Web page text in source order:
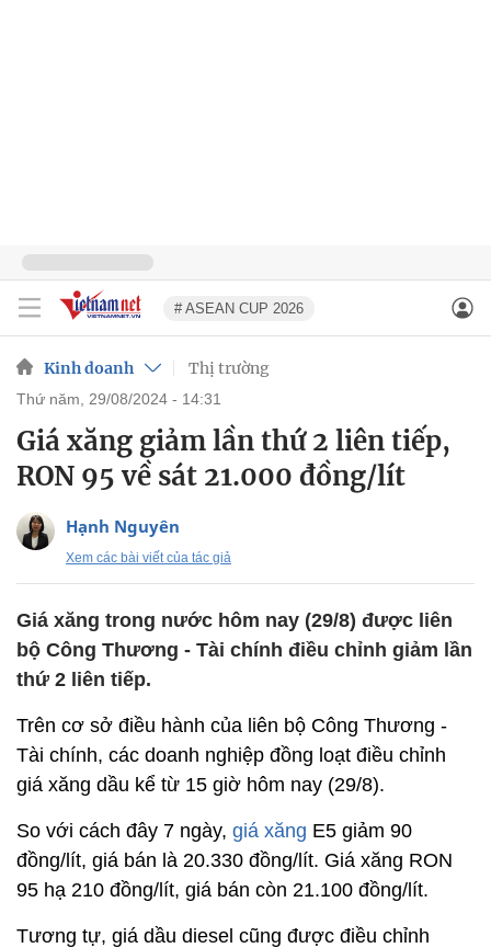
# ASEAN CUP 2026
Kinh doanh Thị trường
thứ năm, 29/08/2024 - 14:31
Giá xăng giảm lần thứ 2 liên tiếp,
RON 95 về sát 21.000 đồng/lít
Hạnh Nguyên
Xem các bài viết của tác giả
Giá xăng trong nước hôm nay (29/8) được liên
bộ Công Thương - Tài chính điều chỉnh giảm lần
thứ 2 liên tiếp.
Trên cơ sở điều hành của liên bộ Công Thương -
Tài chính, các doanh nghiệp đồng loạt điều chỉnh
giá xăng dầu kể từ 15 giờ hôm nay (29/8).
So với cách đây 7 ngày, giá xăng E5 giảm 90
đồng/lít, giá bán là 20.330 đồng/lít. Giá xăng RON
95 hạ 210 đồng/lít, giá bán còn 21.100 đồng/lít.
Tương tự, giá dầu diesel cũng được điều chỉnh